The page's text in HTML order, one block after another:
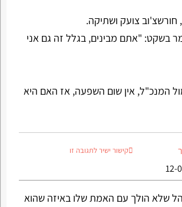
צועק ושתיקה.
בשקט: "אתם מבינים, בגלל זה גם אני
המנכ"ל, אין שום השפעה, אז האם היא
12-
קישור ישיר לתגובה זו
שלא הולך עם האמת שלו באיזה שהוא